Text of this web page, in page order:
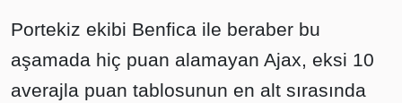
Portekiz ekibi Benfica ile beraber bu
aşamada hiç puan alamayan Ajax, eksi 10
averajla puan tablosunun en alt sırasında